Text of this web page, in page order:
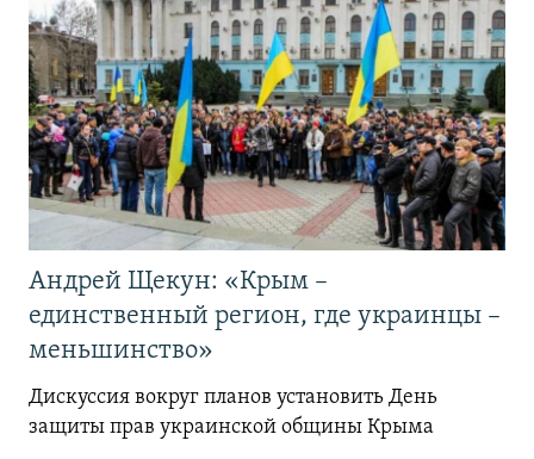
Андрей Щекун: «Крым –
единственный регион, где украинцы –
меньшинство»
Дискуссия вокруг планов установить День
защиты прав украинской общины Крыма